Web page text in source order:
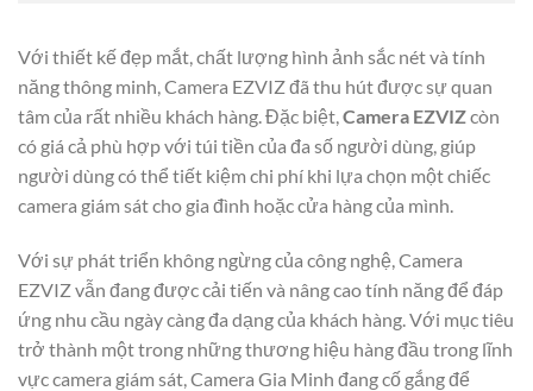
Với thiết kế đẹp mắt, chất lượng hình ảnh sắc nét và tính
năng thông minh, Camera EZVIZ đã thu hút được sự quan
tâm của rất nhiều khách hàng. Đặc biệt,Camera EZVIZcòn
có giá cả phù hợp với túi tiền của đa số người dùng, giúp
người dùng có thể tiết kiệm chi phí khi lựa chọn một chiếc
camera giám sát cho gia đình hoặc cửa hàng của mình.
Với sự phát triển không ngừng của công nghệ, Camera
EZVIZ vẫn đang được cải tiến và nâng cao tính năng để đáp
ứng nhu cầu ngày càng đa dạng của khách hàng. Với mục tiêu
trở thành một trong những thương hiệu hàng đầu trong lĩnh
vực camera giám sát, Camera Gia Minh đang cố gắng để